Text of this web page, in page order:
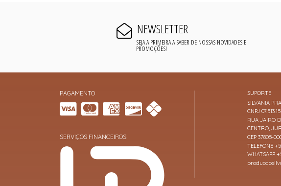
NEWSLETTER
SEJA A PRIMEIRA A SABER DE NOSSAS NOVIDADES E
PROMOÇÕES!
PAGAMENTO
SERVIÇOS FINANCEIROS
SUPORTE
SILVANIA
CNPJ
RUA JAIRO
CENTRO,
CEP 37805-
TELEFONE
WHATSAPP